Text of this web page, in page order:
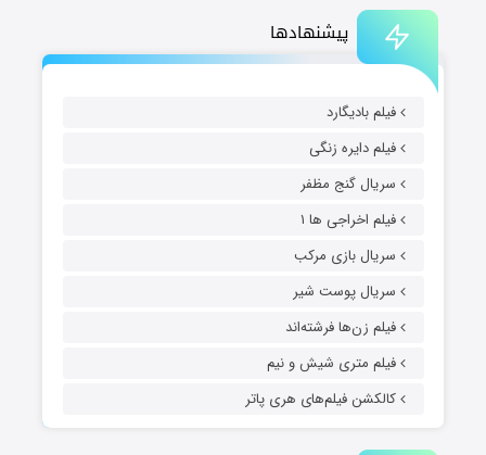
پیشنهادها
فیلم بادیگارد
فیلم دایره زنگی
سریال گنج مظفر
فیلم اخراجی ها ۱
سریال بازی مرکب
سریال پوست شیر
فیلم زن‌ها فرشته‌اند
فیلم متری شیش و نیم
کالکشن فیلم‌های هری پاتر